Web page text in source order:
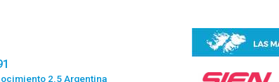
2.5 Argentina